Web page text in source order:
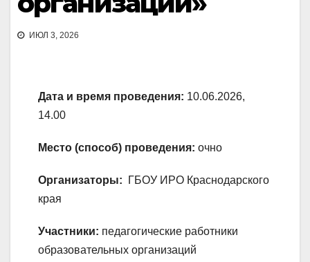
ИЮЛ 3, 2026
Дата и время проведения: 10.06.2026,
14.00
Место (способ) проведения: очно
Организаторы:
ГБОУ ИРО Краснодарского
края
Участники: педагогические работники
образовательных организаций